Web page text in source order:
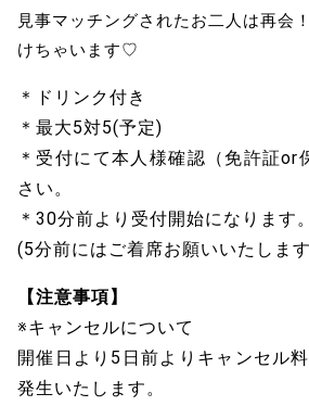
見事マッチングされたお二人は再会
けちゃいます♡
＊ドリンク付き
＊最大5対5(予定)
＊受付にて本人様確認（免許証or
さい。
＊30分前より受付開始になります。
(5分前にはご着席お願いいたしま
【注意事項】
※キャンセルについて
開催日より5日前よりキャンセル
発生いたします。